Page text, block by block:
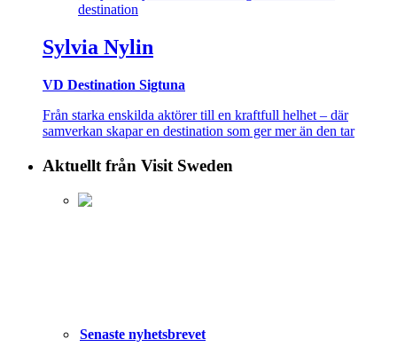
Sylvia Nylin
VD Destination Sigtuna
Från starka enskilda aktörer till en kraftfull helhet – där
samverkan skapar en destination som ger mer än den tar
Aktuellt från Visit Sweden
Senaste nyhetsbrevet